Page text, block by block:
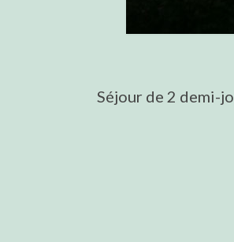
Séjour de 2 demi-